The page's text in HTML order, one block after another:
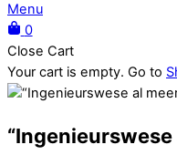
Menu
0
Close Cart
Your cart is empty. Go to
“Ingenieurswese